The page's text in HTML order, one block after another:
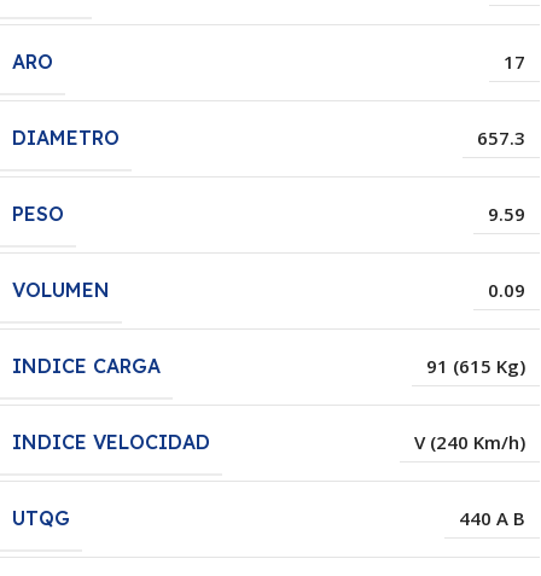
ARO 17
DIAMETRO 657.3
PESO 9.59
VOLUMEN 0.09
INDICE CARGA 91 (615 Kg)
INDICE VELOCIDAD V (240 Km/h)
UTQG 440 A B